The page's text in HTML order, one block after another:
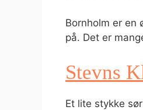
Bornholm er en
på. Det er
Stevns
Et lite stykke